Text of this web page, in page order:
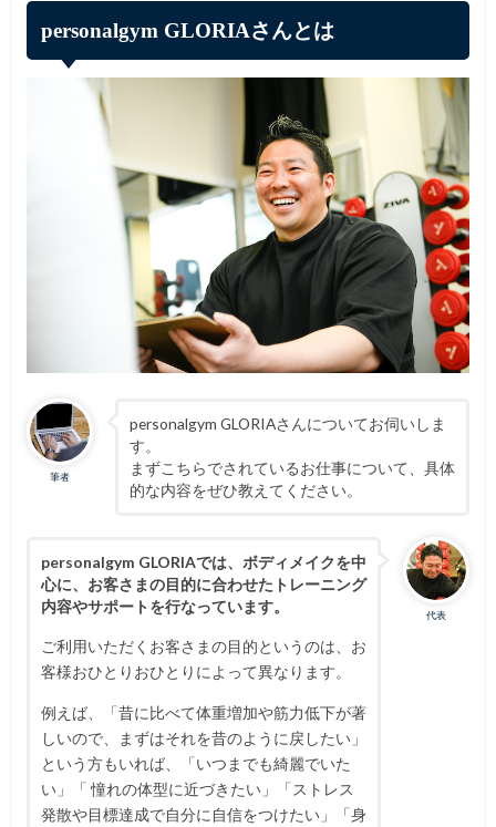
personalgym GLORIAさんとは
筆者
personalgym GLORIAさんについてお伺いしま
す。
まずこちらでされているお仕事について、具体
的な内容をぜひ教えてください。
代表
personalgym GLORIAでは、ボディメイクを中
心に、お客さまの目的に合わせたトレーニング
内容やサポートを行なっています。
ご利用いただくお客さまの目的というのは、お
客様おひとりおひとりによって異なります。
例えば、「昔に比べて体重増加や筋力低下が著
しいので、まずはそれを昔のように戻したい」
という方もいれば、「いつまでも綺麗でいた
い」「 憧れの体型に近づきたい」「ストレス
発散や目標達成で自分に自信をつけたい」「身